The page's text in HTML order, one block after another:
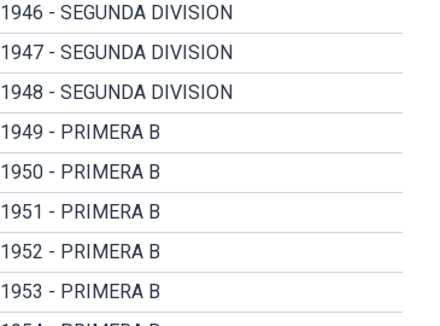
1946 - SEGUNDA DIVISION
1947 - SEGUNDA DIVISION
1948 - SEGUNDA DIVISION
1949 - PRIMERA B
1950 - PRIMERA B
1951 - PRIMERA B
1952 - PRIMERA B
1953 - PRIMERA B